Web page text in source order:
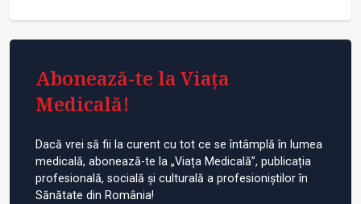
Abonează-te la Viața
Medicală!
Dacă vrei să fii la curent cu tot ce se întâmplă în lumea
medicală, abonează-te la „Viața Medicală”, publicația
profesională, socială și culturală a profesioniștilor în
Sănătate din România!